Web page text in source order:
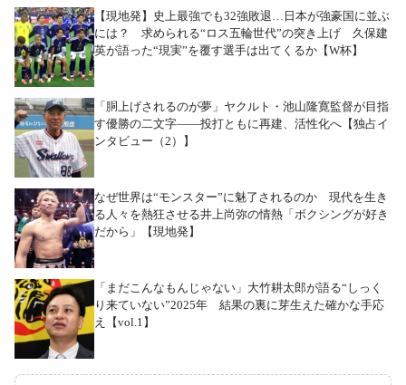
【現地発】史上最強でも32強敗退…日本が強豪国に並ぶ
には？ 求められる“ロス五輪世代”の突き上げ 久保建
英が語った“現実”を覆す選手は出てくるか【W杯】
「胴上げされるのが夢」ヤクルト・池山隆寛監督が目指
す優勝の二文字――投打ともに再建、活性化へ【独占イ
ンタビュー（2）】
なぜ世界は“モンスター”に魅了されるのか 現代を生き
る人々を熱狂させる井上尚弥の情熱「ボクシングが好き
だから」【現地発】
「まだこんなもんじゃない」大竹耕太郎が語る“しっく
り来ていない”2025年 結果の裏に芽生えた確かな手応
え【vol.1】